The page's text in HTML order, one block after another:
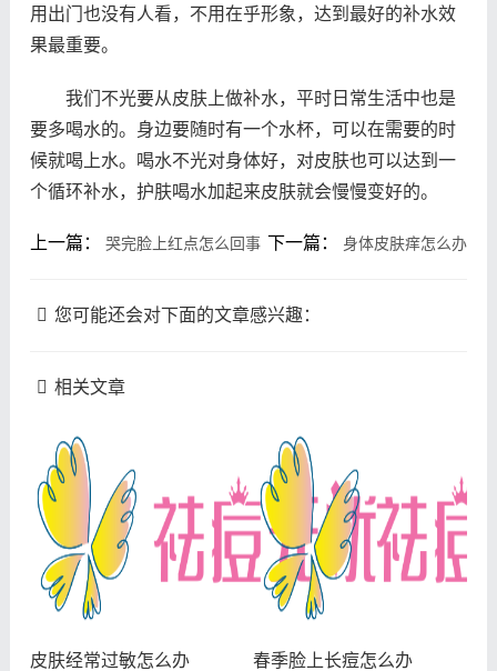
用出门也没有人看，不用在乎形象，达到最好的补水效
果最重要。
我们不光要从皮肤上做补水，平时日常生活中也是
要多喝水的。身边要随时有一个水杯，可以在需要的时
候就喝上水。喝水不光对身体好，对皮肤也可以达到一
个循环补水，护肤喝水加起来皮肤就会慢慢变好的。
上一篇： 哭完脸上红点怎么回事 下一篇： 身体皮肤痒怎么办
您可能还会对下面的文章感兴趣：
相关文章
皮肤经常过敏怎么办 春季脸上长痘怎么办